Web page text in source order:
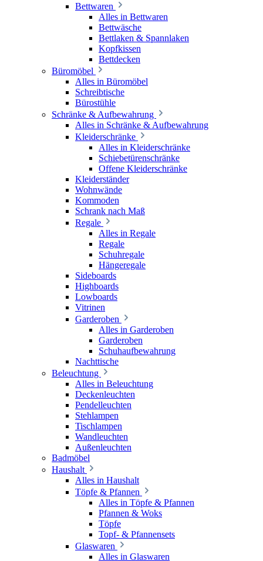
Bettwaren
Alles in Bettwaren
Bettwäsche
Bettlaken & Spannlaken
Kopfkissen
Bettdecken
Büromöbel
Alles in Büromöbel
Schreibtische
Bürostühle
Schränke & Aufbewahrung
Alles in Schränke & Aufbewahrung
Kleiderschränke
Alles in Kleiderschränke
Schiebetürenschränke
Offene Kleiderschränke
Kleiderständer
Wohnwände
Kommoden
Schrank nach Maß
Regale
Alles in Regale
Regale
Schuhregale
Hängeregale
Sideboards
Highboards
Lowboards
Vitrinen
Garderoben
Alles in Garderoben
Garderoben
Schuhaufbewahrung
Nachttische
Beleuchtung
Alles in Beleuchtung
Deckenleuchten
Pendelleuchten
Stehlampen
Tischlampen
Wandleuchten
Außenleuchten
Badmöbel
Haushalt
Alles in Haushalt
Töpfe & Pfannen
Alles in Töpfe & Pfannen
Pfannen & Woks
Töpfe
Topf- & Pfannensets
Glaswaren
Alles in Glaswaren